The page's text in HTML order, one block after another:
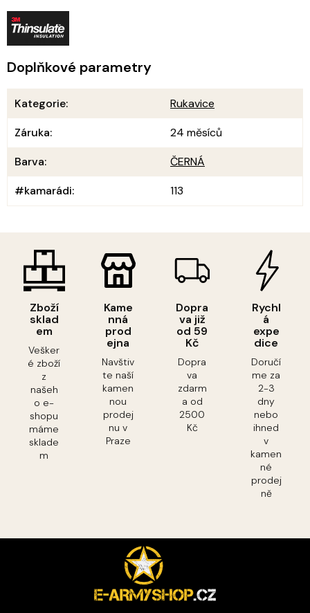
Zboží
sklad
em
Vešker
é zboží
z
našeh
o e-
shopu
máme
sklade
m
Kame
nná
prod
ejna
Navštiv
te naší
kamen
nou
prodej
nu v
Praze
Dopra
va již
od 59
Kč
Dopra
va
zdarm
a od
2500
Kč
Rychl
á
expe
dice
Doručí
me za
2-3
dny
nebo
ihned
v
kamen
né
prodej
ně
Doplňkové parametry
Kategorie:
Rukavice
Záruka:
24 měsíců
Barva:
ČERNÁ
#kamarádi: 113